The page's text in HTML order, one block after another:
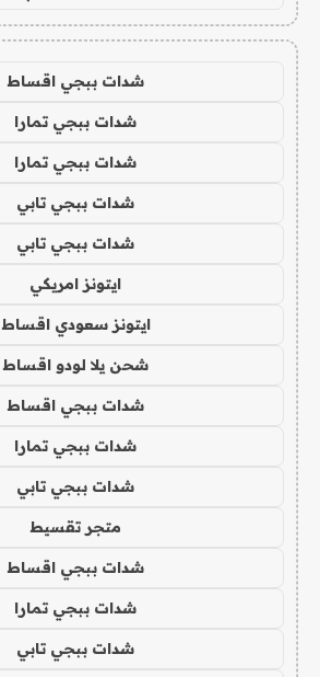
شدات ببجي اقساط
شدات ببجي تمارا
شدات ببجي تمارا
شدات ببجي تابي
شدات ببجي تابي
ايتونز امريكي
ايتونز سعودي اقساط
شحن يلا لودو اقساط
شدات ببجي اقساط
شدات ببجي تمارا
شدات ببجي تابي
متجر تقسيط
شدات ببجي اقساط
شدات ببجي تمارا
شدات ببجي تابي